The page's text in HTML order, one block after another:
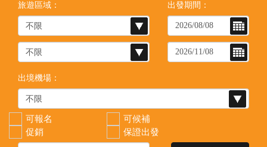
旅遊區域： 出發期間：
出境機場：
可報名
可候補
促銷
保證出發